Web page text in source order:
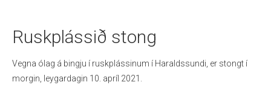
Ruskplássið stong
Vegna ólag á bingju í ruskplássinum í Haraldssundi, er stongt í
morgin, leygardagin 10. apríl 2021.